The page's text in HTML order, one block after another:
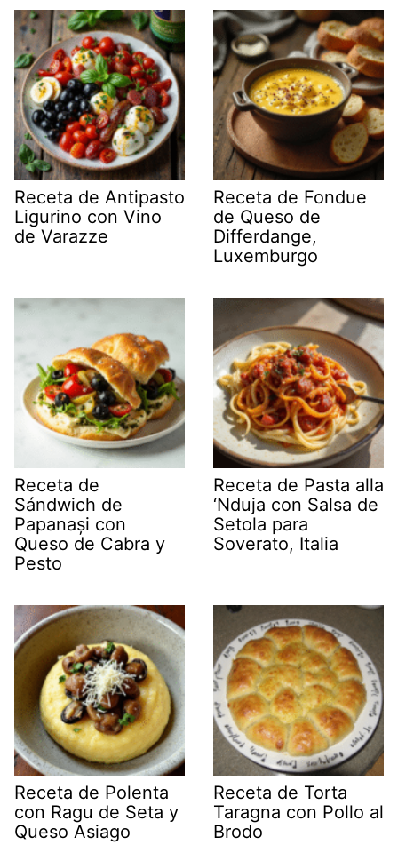
Receta de Antipasto
Ligurino con Vino
de Varazze
Receta de Fondue
de Queso de
Differdange,
Luxemburgo
Receta de
Sándwich de
Papanași con
Queso de Cabra y
Pesto
Receta de Pasta alla
‘Nduja con Salsa de
Setola para
Soverato, Italia
Receta de Polenta
con Ragu de Seta y
Queso Asiago
Receta de Torta
Taragna con Pollo al
Brodo